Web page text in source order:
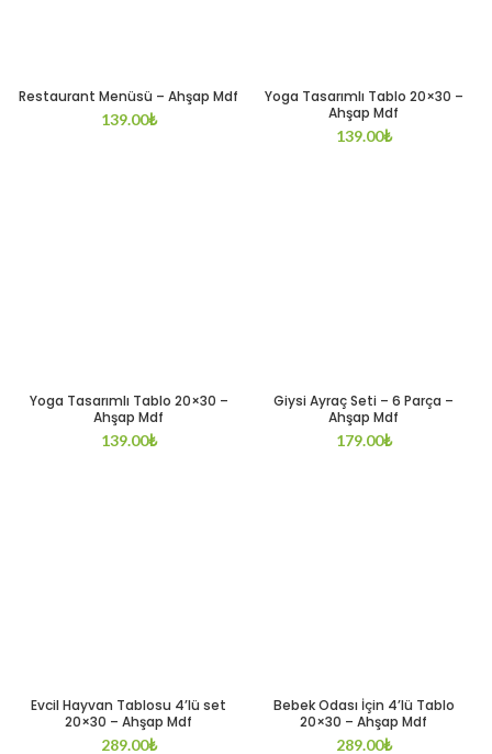
Restaurant Menüsü – Ahşap Mdf
139.00₺
Yoga Tasarımlı Tablo 20×30 –
Ahşap Mdf
139.00₺
Yoga Tasarımlı Tablo 20×30 –
Ahşap Mdf
139.00₺
Giysi Ayraç Seti – 6 Parça –
Ahşap Mdf
179.00₺
Evcil Hayvan Tablosu 4’lü set
20×30 – Ahşap Mdf
289.00₺
Bebek Odası İçin 4’lü Tablo
20×30 – Ahşap Mdf
289.00₺